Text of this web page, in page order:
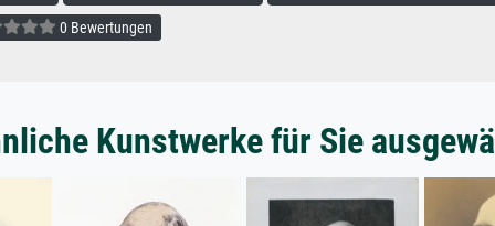
0 Bewertungen
Kunstwerke für Sie